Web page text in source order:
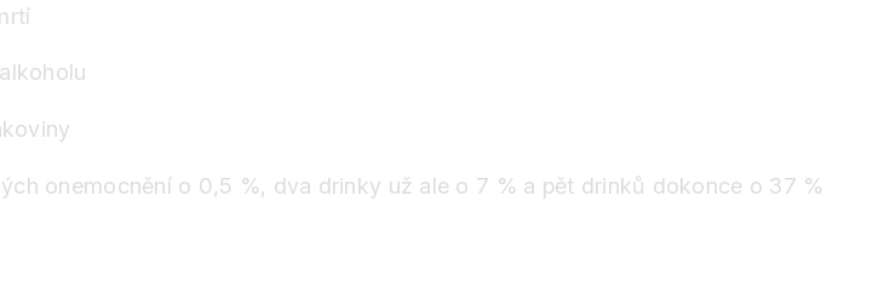
onemocnění o 0,5 %, dva drinky už ale o 7 % a pět drinků dokonce o 37 %